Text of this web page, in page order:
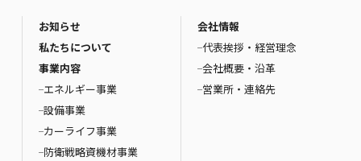
お知らせ
私たちについて
事業内容
エネルギー事業
設備事業
カーライフ事業
防衛戦略資機材事業
会社情報
代表挨拶・経営理念
会社概要・沿革
営業所・連絡先